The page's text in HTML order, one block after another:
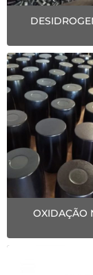
OXIDAÇÃO